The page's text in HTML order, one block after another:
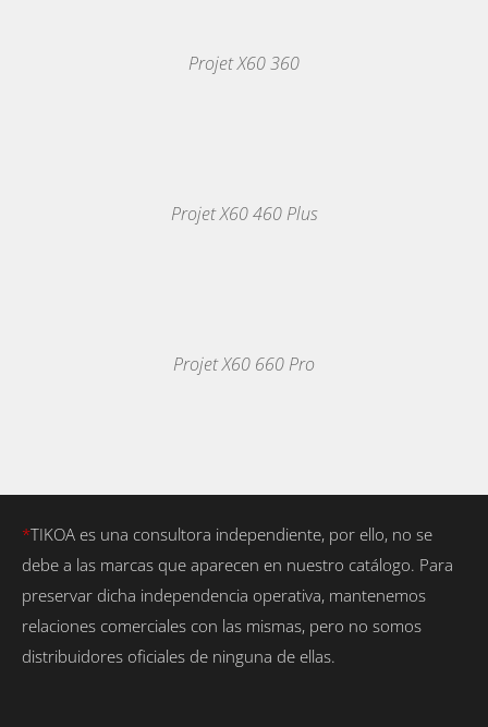
Projet X60 360
Projet X60 460 Plus
Projet X60 660 Pro
*TIKOA es una consultora independiente, por ello, no se
debe a las marcas que aparecen en nuestro catálogo. Para
preservar dicha independencia operativa, mantenemos
relaciones comerciales con las mismas, pero no somos
distribuidores oficiales de ninguna de ellas.